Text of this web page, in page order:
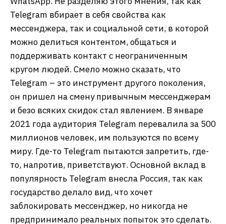
Telegram вбирает в себя свойства как
мессенджера, так и социальной сети, в которой
можно делиться контентом, общаться и
поддерживать контакт с неограниченным
кругом людей. Смело можно сказать, что
Telegram – это инструмент другого поколения,
он пришел на смену привычным мессенджерам
и безо всяких скидок стал явлением. В январе
2021 года аудитория Telegram перевалила за 500
миллионов человек, им пользуются по всему
миру. Где-то Telegram пытаются запретить, где-
то, напротив, приветствуют. Основной вклад в
популярность Telegram внесла Россия, так как
государство делало вид, что хочет
заблокировать мессенджер, но никогда не
предпринимало реальных попыток это сделать.